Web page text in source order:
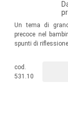
Un tema di
precoce nel
spunti di
che cosa si
sono gli
nel corso del
cod.
531.10